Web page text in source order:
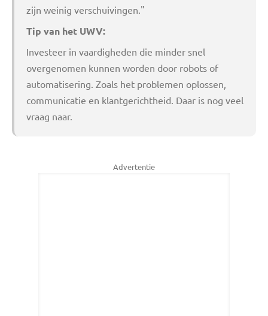
zijn weinig verschuivingen."
Tip van het UWV:
Investeer in vaardigheden die minder snel
overgenomen kunnen worden door robots of
automatisering. Zoals het problemen oplossen,
communicatie en klantgerichtheid. Daar is nog veel
vraag naar.
Advertentie